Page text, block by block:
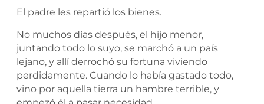
El padre les repartió los bienes.
No muchos días después, el hijo menor,
juntando todo lo suyo, se marchó a un país
lejano, y allí derrochó su fortuna viviendo
perdidamente. Cuando lo había gastado todo,
vino por aquella tierra un hambre terrible, y